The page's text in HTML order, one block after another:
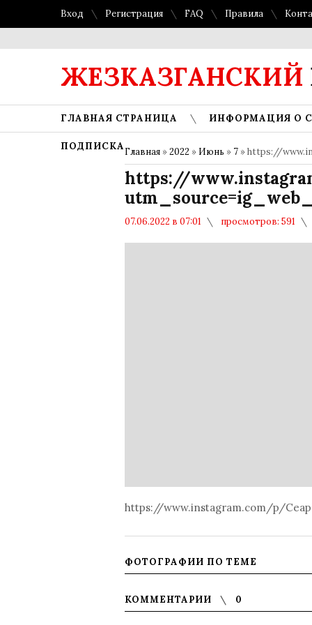
Вход Регистрация FAQ Правила
ЖЕЗКАЗГАНСКИЙ
ГЛАВНАЯ СТРАНИЦА ИНФОРМАЦИЯ О
ПОДПИСКАГлавная »2022 » Июнь » 7 » https://
https://
07.06.2022 в 07:01 просмотров: 591
https://www.instagram.com/p/
ФОТОГРАФИИ ПО ТЕМЕ
КОММЕНТАРИИ 0